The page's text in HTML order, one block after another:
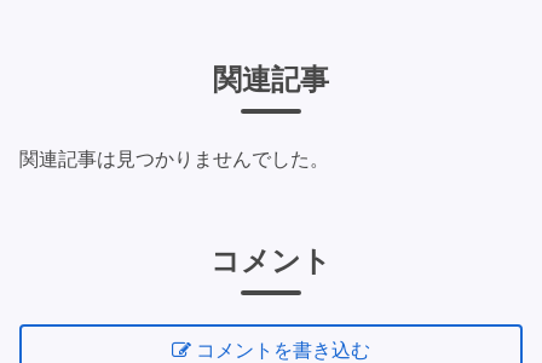
関連記事
関連記事は見つかりませんでした。
コメント
コメントを書き込む